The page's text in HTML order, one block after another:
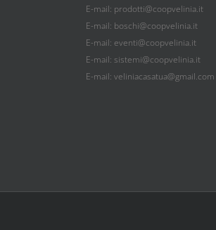
E-mail: prodotti@coopvelinia.it
E-mail: boschi@coopvelinia.it
E-mail: eventi@coopvelinia.it
E-mail: sistemi@coopvelinia.it
E-mail: veliniacasatua@gmail.com